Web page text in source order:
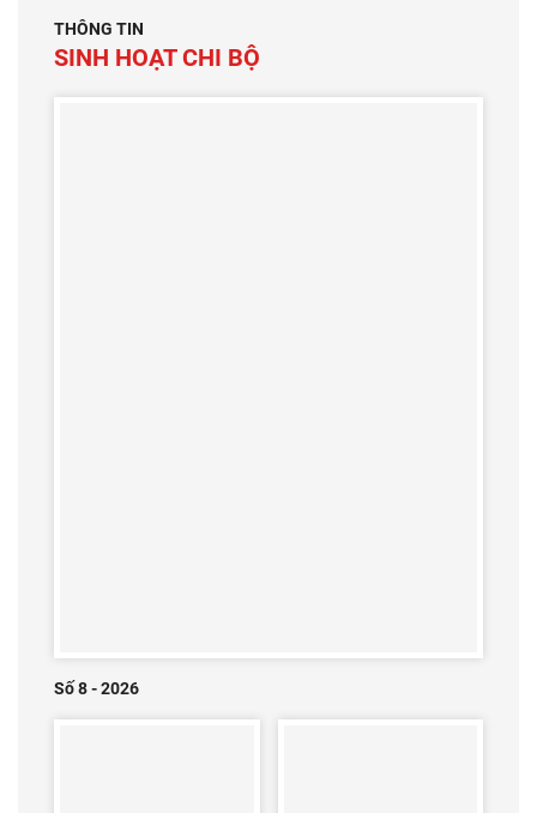
THÔNG TIN
SINH HOẠT CHI BỘ
Số 8 - 2026